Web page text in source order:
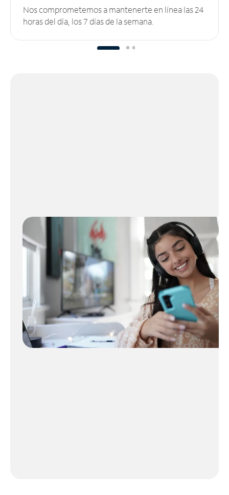
Nos comprometemos a mantenerte en línea las 24
horas del día, los 7 días de la semana.